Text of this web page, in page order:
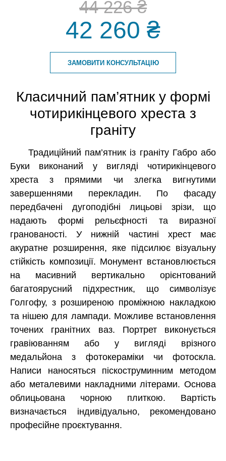
44 226 ₴
42 260 ₴
ЗАМОВИТИ КОНСУЛЬТАЦІЮ
Класичний пам’ятник у формі
чотирикінцевого хреста з
граніту
Традиційний пам’ятник із граніту Габро або
Буки виконаний у вигляді чотирикінцевого
хреста з прямими чи злегка вигнутими
завершеннями перекладин. По фасаду
передбачені дугоподібні лицьові зрізи, що
надають формі рельєфності та виразної
гранованості. У нижній частині хрест має
акуратне розширення, яке підсилює візуальну
стійкість композиції. Монумент встановлюється
на масивний вертикально орієнтований
багатоярусний підхрестник, що символізує
Голгофу, з розширеною проміжною накладкою
та нішею для лампади. Можливе встановлення
точених гранітних ваз. Портрет виконується
гравіюванням або у вигляді врізного
медальйона з фотокераміки чи фотоскла.
Написи наносяться піскоструминним методом
або металевими накладними літерами. Основа
облицьована чорною плиткою. Вартість
визначається індивідуально, рекомендовано
професійне проєктування.